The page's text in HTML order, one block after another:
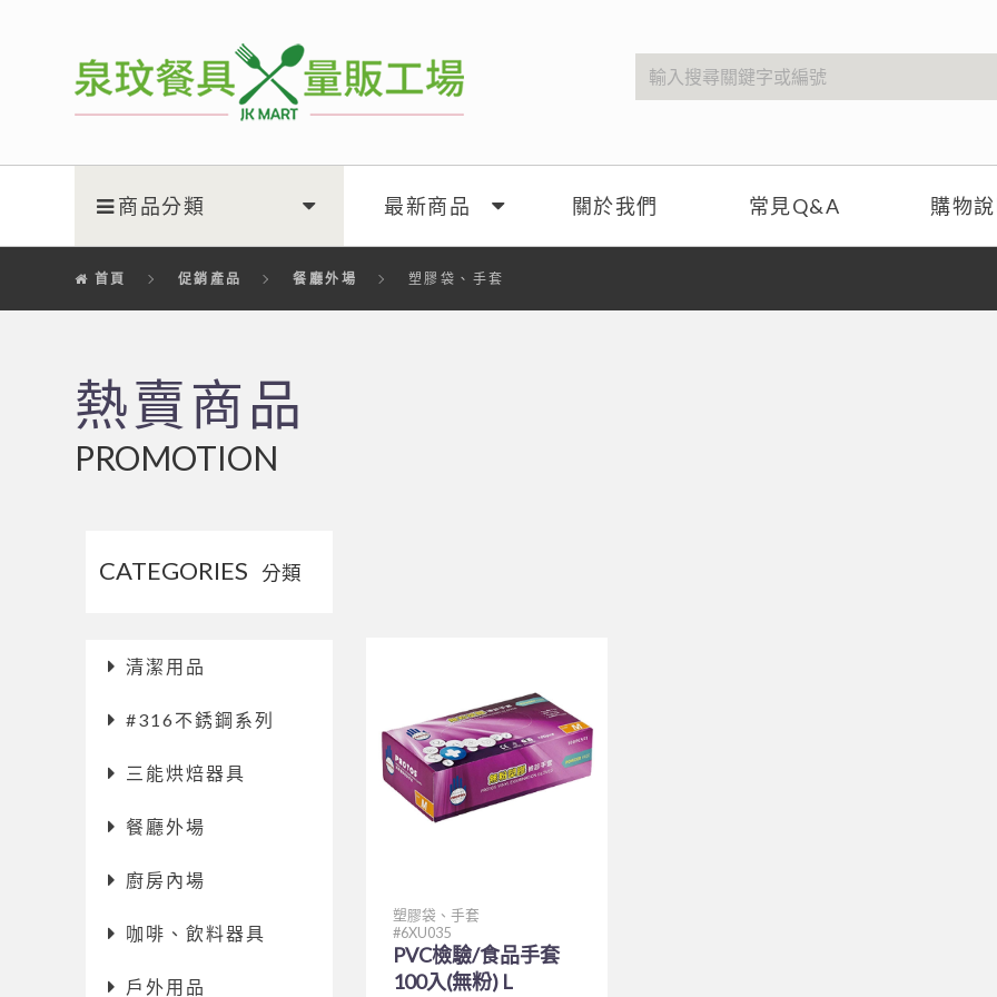
商品分類 最新商品 關於我們 常見Q&A 購物
首頁 促銷產品 餐廳外場 塑膠袋、手套
熱賣商品
PROMOTION
CATEGORIES 分類
清潔用品
#316不銹鋼系列
三能烘焙器具
餐廳外場
廚房內場
咖啡、飲料器具
戶外用品
塑膠袋、手套
6XU035
PVC檢驗/食品手套
100入(無粉) L